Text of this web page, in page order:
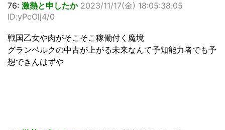
76: 激熱と申したか 2023/11/17(金) 18:05:38.05
ID:yPcOlj4/0
戦国乙女や肉がそこそこ稼働付く魔境
グランベルクの中古が上がる未来なんて予知能力者でも予
想できんはずや